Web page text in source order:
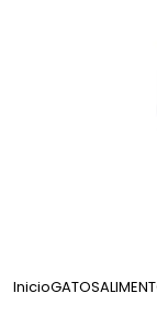
InicioGATOS